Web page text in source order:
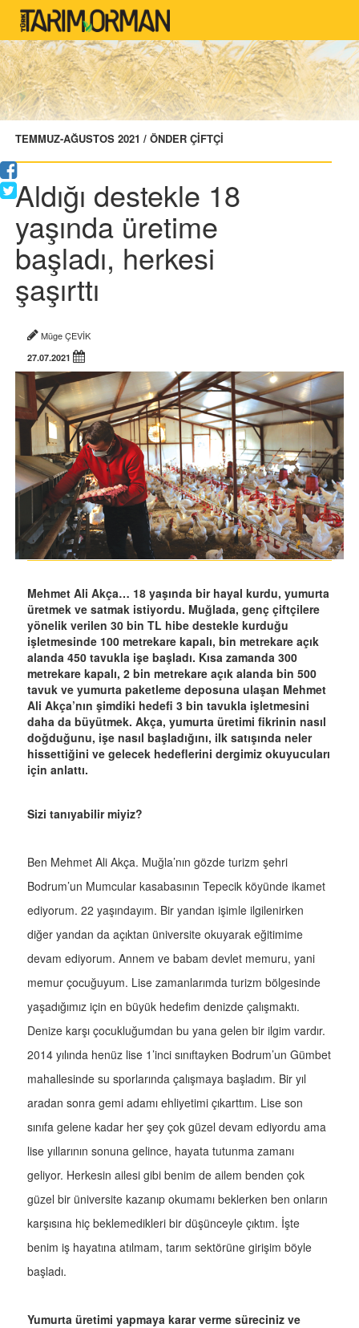
TEMMUZ-AĞUSTOS 2021 / ÖNDER ÇİFTÇİ
Aldığı destekle 18
yaşında üretime
başladı, herkesi
şaşırttı
Müge ÇEVİK
27.07.2021
Mehmet Ali Akça… 18 yaşında bir hayal kurdu, yumurta
üretmek ve satmak istiyordu. Muğlada, genç çiftçilere
yönelik verilen 30 bin TL hibe destekle kurduğu
işletmesinde 100 metrekare kapalı, bin metrekare açık
alanda 450 tavukla işe başladı. Kısa zamanda 300
metrekare kapalı, 2 bin metrekare açık alanda bin 500
tavuk ve yumurta paketleme deposuna ulaşan Mehmet
Ali Akça’nın şimdiki hedefi 3 bin tavukla işletmesini
daha da büyütmek. Akça, yumurta üretimi fikrinin nasıl
doğduğunu, işe nasıl başladığını, ilk satışında neler
hissettiğini ve gelecek hedeflerini dergimiz okuyucuları
için anlattı.
Sizi tanıyabilir miyiz?
Ben Mehmet Ali Akça. Muğla’nın gözde turizm şehri
Bodrum’un Mumcular kasabasının Tepecik köyünde ikamet
ediyorum. 22 yaşındayım. Bir yandan işimle ilgilenirken
diğer yandan da açıktan üniversite okuyarak eğitimime
devam ediyorum. Annem ve babam devlet memuru, yani
memur çocuğuyum. Lise zamanlarımda turizm bölgesinde
yaşadığımız için en büyük hedefim denizde çalışmaktı.
Denize karşı çocukluğumdan bu yana gelen bir ilgim vardır.
2014 yılında henüz lise 1’inci sınıftayken Bodrum’un Gümbet
mahallesinde su sporlarında çalışmaya başladım. Bir yıl
aradan sonra gemi adamı ehliyetimi çıkarttım. Lise son
sınıfa gelene kadar her şey çok güzel devam ediyordu ama
lise yıllarının sonuna gelince, hayata tutunma zamanı
geliyor. Herkesin ailesi gibi benim de ailem benden çok
güzel bir üniversite kazanıp okumamı beklerken ben onların
karşısına hiç beklemedikleri bir düşünceyle çıktım. İşte
benim iş hayatına atılmam, tarım sektörüne girişim böyle
başladı.
Yumurta üretimi yapmaya karar verme süreciniz ve